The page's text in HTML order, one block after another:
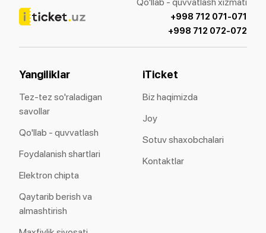
+998 712 071-071
+998 712 072-072
Yangiliklar
Tez-tez so'raladigan
savollar
Qo'llab - quvvatlash
Foydalanish shartlari
Elektron chipta
Qaytarib berish va
almashtirish
iTicket
Biz haqimizda
Joy
Sotuv shaxobchalari
Kontaktlar